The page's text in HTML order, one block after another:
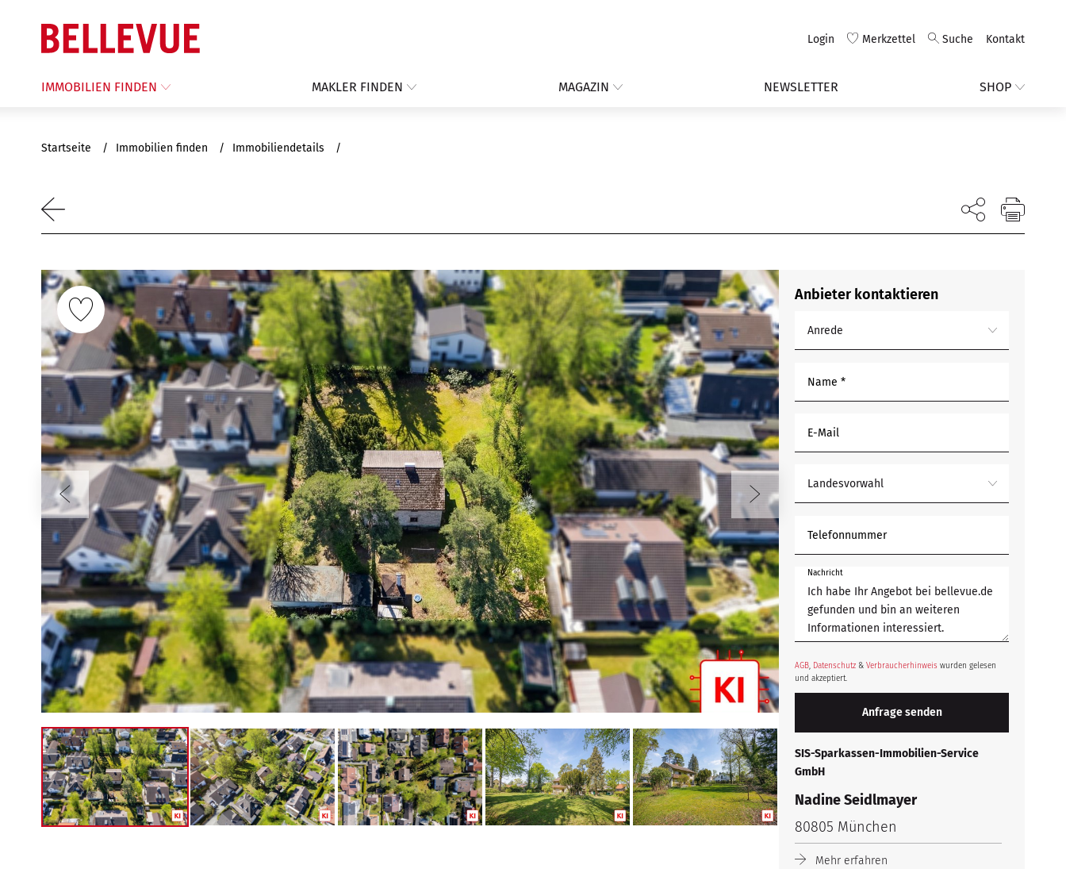
Login Merkzettel Suche Kontakt
IMMOBILIEN FINDEN MAKLER FINDEN MAGAZIN NEWSLETTER SHOP
Startseite Immobilien finden Immobiliendetails
Anbieter kontaktieren
Anrede
Name *
E-Mail
Landesvorwahl
Telefonnummer
Nachricht
AGB, Datenschutz & Verbraucherhinweis wurden gelesen
und akzeptiert.
SIS-Sparkassen-Immobilien-Service
GmbH
Nadine Seidlmayer
80805 München
Mehr erfahren